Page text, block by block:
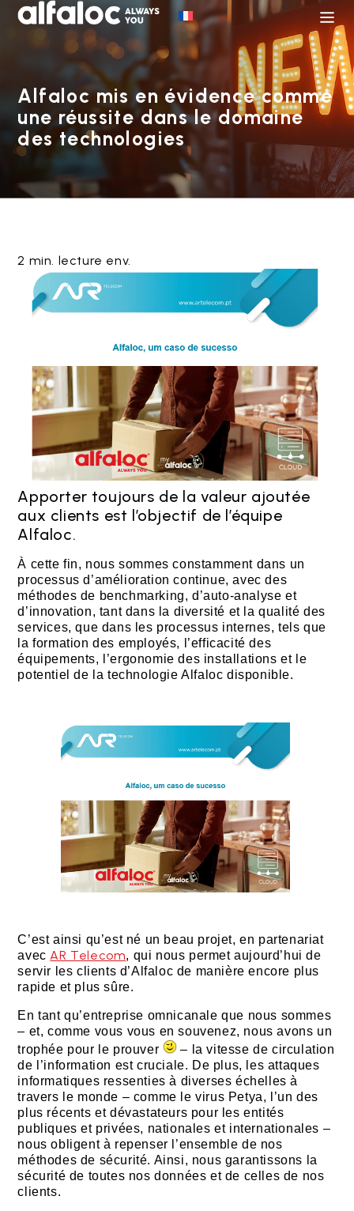
Alfaloc mis en évidence comme
une réussite dans le domaine
des technologies
2 min. lecture env.
Apporter toujours de la valeur ajoutée
aux clients est l’objectif de l’équipe
Alfaloc.
À cette fin, nous sommes constamment dans un
processus d’amélioration continue, avec des
méthodes de benchmarking, d’auto-analyse et
d’innovation, tant dans la diversité et la qualité des
services, que dans les processus internes, tels que
la formation des employés, l’efficacité des
équipements, l’ergonomie des installations et le
potentiel de la technologie Alfaloc disponible.
C’est ainsi qu’est né un beau projet, en partenariat
avec AR Telecom, qui nous permet aujourd’hui de
servir les clients d’Alfaloc de manière encore plus
rapide et plus sûre.
En tant qu’entreprise omnicanale que nous sommes
– et, comme vous vous en souvenez, nous avons un
trophée pour le prouver
– la vitesse de circulation
de l’information est cruciale. De plus, les attaques
informatiques ressenties à diverses échelles à
travers le monde – comme le virus Petya, l’un des
plus récents et dévastateurs pour les entités
publiques et privées, nationales et internationales –
nous obligent à repenser l’ensemble de nos
méthodes de sécurité. Ainsi, nous garantissons la
sécurité de toutes nos données et de celles de nos
clients.